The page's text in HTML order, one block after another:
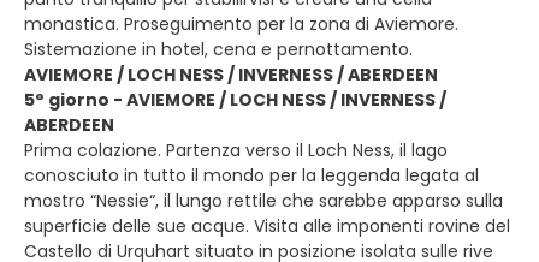
monastica. Proseguimento per la zona di Aviemore.
Sistemazione in hotel, cena e pernottamento.
AVIEMORE / LOCH NESS / INVERNESS / ABERDEEN
5° giorno - AVIEMORE / LOCH NESS / INVERNESS /
ABERDEEN
Prima colazione. Partenza verso il Loch Ness, il lago
conosciuto in tutto il mondo per la leggenda legata al
mostro “Nessie“, il lungo rettile che sarebbe apparso sulla
superficie delle sue acque. Visita alle imponenti rovine del
Castello di Urquhart situato in posizione isolata sulle rive